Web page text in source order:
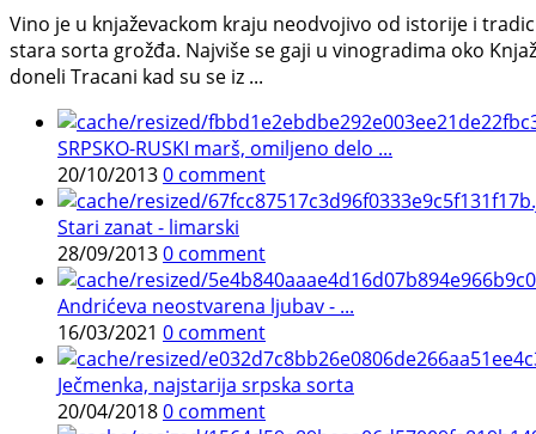
Vino je u knjaževackom kraju neodvojivo od istorije i
stara sorta grožđa. Najviše se gaji u vinogradima oko
doneli Tracani kad su se iz ...
SRPSKO-RUSKI marš, omiljeno delo ...
20/10/20130 comment
Stari zanat - limarski
28/09/20130 comment
Andrićeva neostvarena ljubav - ...
16/03/2021 0 comment
Ječmenka, najstarija srpska sorta
20/04/20180 comment